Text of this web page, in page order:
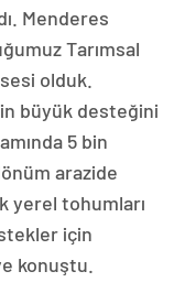
Menderes
Tarımsal
olduk.
büyük desteğini
5 bin
arazide
yerel tohumları
için
konuştu.